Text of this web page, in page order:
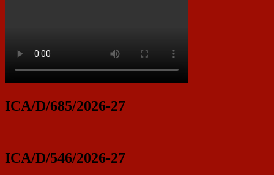
ICA/D/685/2026-27
ICA/D/546/2026-27